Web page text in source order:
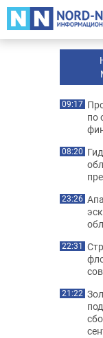
09:17
по
08:20
23:26
22:31
21:22